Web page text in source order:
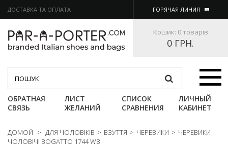
ДОСТАВКА ТА ОПЛАТА ГОРЯЧАЯ ЛИНИЯ
Кошик: 0 товарів
0 ГРН.
Категории
ОБРАТНАЯ
СВЯЗЬ
ЛИСТ
ЖЕЛАНИЙ
СПИСОК
СРАВНЕНИЯ
ЛИЧНЫЙ
КАБИНЕТ
ДОМОЙ > ДЛЯ ЧОЛОВІКІВ > ВЗУТТЯ > ЧЕРЕВИКИ > ЧЕРЕВИКИ
ЧОЛОВІЧІ BOGATTO 1744 W8